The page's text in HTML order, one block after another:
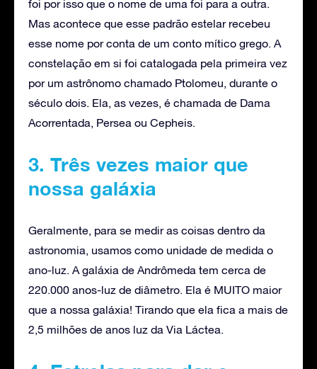
foi por isso que o nome de uma foi para a outra.
Mas acontece que esse padrão estelar recebeu
esse nome por conta de um conto mítico grego. A
constelação em si foi catalogada pela primeira vez
por um astrônomo chamado Ptolomeu, durante o
século dois. Ela, as vezes, é chamada de Dama
Acorrentada, Persea ou Cepheis.
3. Três vezes maior que
nossa galáxia
Geralmente, para se medir as coisas dentro da
astronomia, usamos como unidade de medida o
ano-luz. A galáxia de Andrômeda tem cerca de
220.000 anos-luz de diâmetro. Ela é MUITO maior
que a nossa galáxia! Tirando que ela fica a mais de
2,5 milhões de anos luz da Via Láctea.